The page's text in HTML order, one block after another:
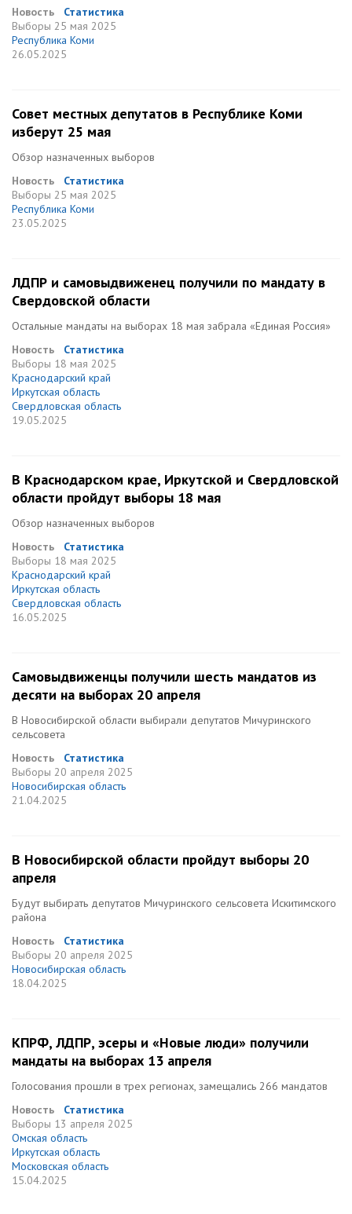
Новость
Статистика
Выборы 25 мая 2025
Республика Коми
26.05.2025
Совет местных депутатов в Республике Коми
изберут 25 мая
Обзор назначенных выборов
Новость
Статистика
Выборы 25 мая 2025
Республика Коми
23.05.2025
ЛДПР и самовыдвиженец получили по мандату в
Свердовской области
Остальные мандаты на выборах 18 мая забрала «Единая Россия»
Новость
Статистика
Выборы 18 мая 2025
Краснодарский край
Иркутская область
Свердловская область
19.05.2025
В Краснодарском крае, Иркутской и Свердловской
области пройдут выборы 18 мая
Обзор назначенных выборов
Новость
Статистика
Выборы 18 мая 2025
Краснодарский край
Иркутская область
Свердловская область
16.05.2025
Самовыдвиженцы получили шесть мандатов из
десяти на выборах 20 апреля
В Новосибирской области выбирали депутатов Мичуринского
сельсовета
Новость
Статистика
Выборы 20 апреля 2025
Новосибирская область
21.04.2025
В Новосибирской области пройдут выборы 20
апреля
Будут выбирать депутатов Мичуринского сельсовета Искитимского
района
Новость
Статистика
Выборы 20 апреля 2025
Новосибирская область
18.04.2025
КПРФ, ЛДПР, эсеры и «Новые люди» получили
мандаты на выборах 13 апреля
Голосования прошли в трех регионах, замещались 266 мандатов
Новость
Статистика
Выборы 13 апреля 2025
Омская область
Иркутская область
Московская область
15.04.2025